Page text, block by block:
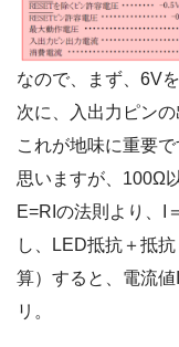
なので、まず、6V
次に、入出力ピン
これが地味に重要
思いますが、100Ω
E=RIの法則より、I
し、LED抵抗＋抵
算）すると、電流
リ。